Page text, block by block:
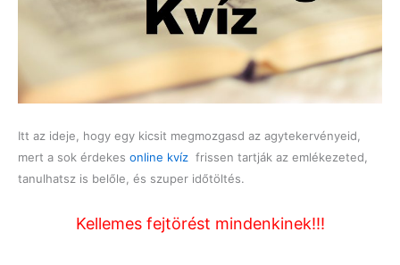
Itt az ideje, hogy egy kicsit megmozgasd az agytekervényeid,
mert a sok érdekes online kvíz frissen tartják az emlékezeted,
tanulhatsz is belőle, és szuper időtöltés.
Kellemes fejtörést mindenkinek!!!